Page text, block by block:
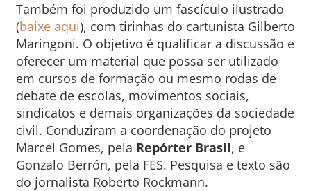
Também foi produzido um fascículo ilustrado
(baixe aqui), com tirinhas do cartunista Gilberto
Maringoni. O objetivo é qualificar a discussão e
oferecer um material que possa ser utilizado
em cursos de formação ou mesmo rodas de
debate de escolas, movimentos sociais,
sindicatos e demais organizações da sociedade
civil. Conduziram a coordenação do projeto
Marcel Gomes, pela Repórter Brasil, e
Gonzalo Berrón, pela FES. Pesquisa e texto são
do jornalista Roberto Rockmann.